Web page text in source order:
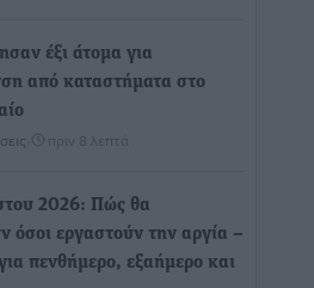
έξι άτομα για
από καταστήματα στο
πριν 8 λεπτά
2026: Πώς θα
όσοι εργαστούν την αργία –
πενθήμερο, εξαήμερο και